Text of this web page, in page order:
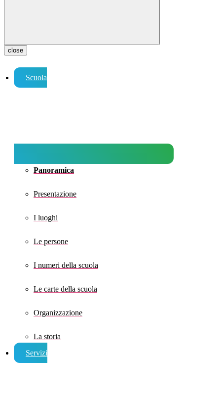
close
Scuola
Panoramica
Presentazione
I luoghi
Le persone
I numeri della scuola
Le carte della scuola
Organizzazione
La storia
Servizi